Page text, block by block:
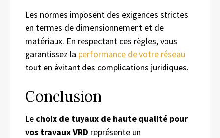
Les normes imposent des exigences strictes
en termes de dimensionnement et de
matériaux. En respectant ces règles, vous
garantissez la performance de votre réseau
tout en évitant des complications juridiques.
Conclusion
Le choix de tuyaux de haute qualité pour
vos travaux VRD représente un